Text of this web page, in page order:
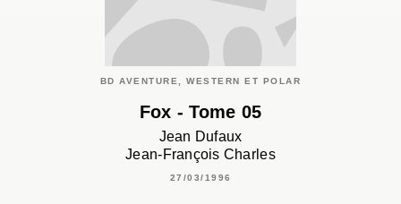
BD AVENTURE, WESTERN ET POLAR
Fox - Tome 05
Jean Dufaux
Jean-François Charles
27/03/1996